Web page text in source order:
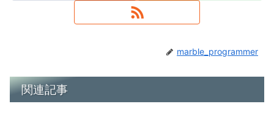
marble_programmer
関連記事